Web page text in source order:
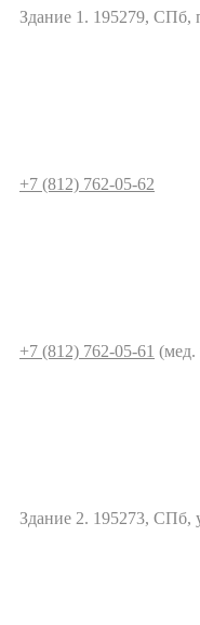
Здание 1. 195279, СПб,
+7 (812) 762-05-62
+7 (812) 762-05-61 (мед.
Здание 2. 195273, СПб,